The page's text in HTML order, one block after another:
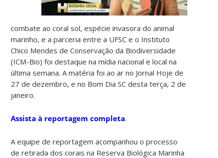
combate ao coral sol, espécie invasora do animal
marinho, e a parceria entre a UFSC e o Instituto
Chico Mendes de Conservação da Biodiversidade
(ICM-Bio) foi destaque na mídia nacional e local na
última semana. A matéria foi ao ar no Jornal Hoje de
27 de dezembro, e no Bom Dia SC desta terça, 2 de
janeiro.
Assista à reportagem completa.
A equipe de reportagem acompanhou o processo
de retirada dos corais na Reserva Biológica Marinha